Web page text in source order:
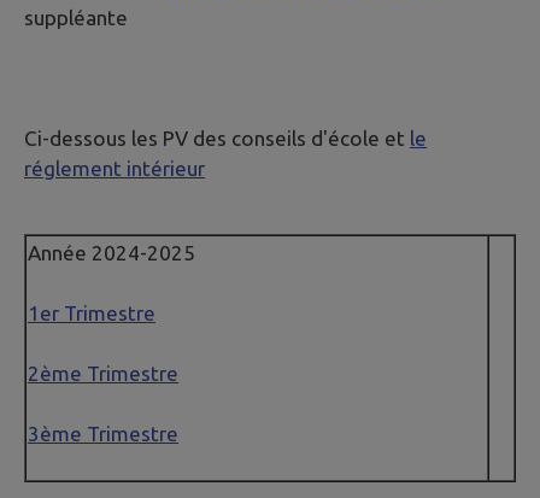
suppléante
Ci-dessous les PV des conseils d'école et le
réglement intérieur
Année 2024-2025
1er Trimestre
2ème Trimestre
3ème Trimestre